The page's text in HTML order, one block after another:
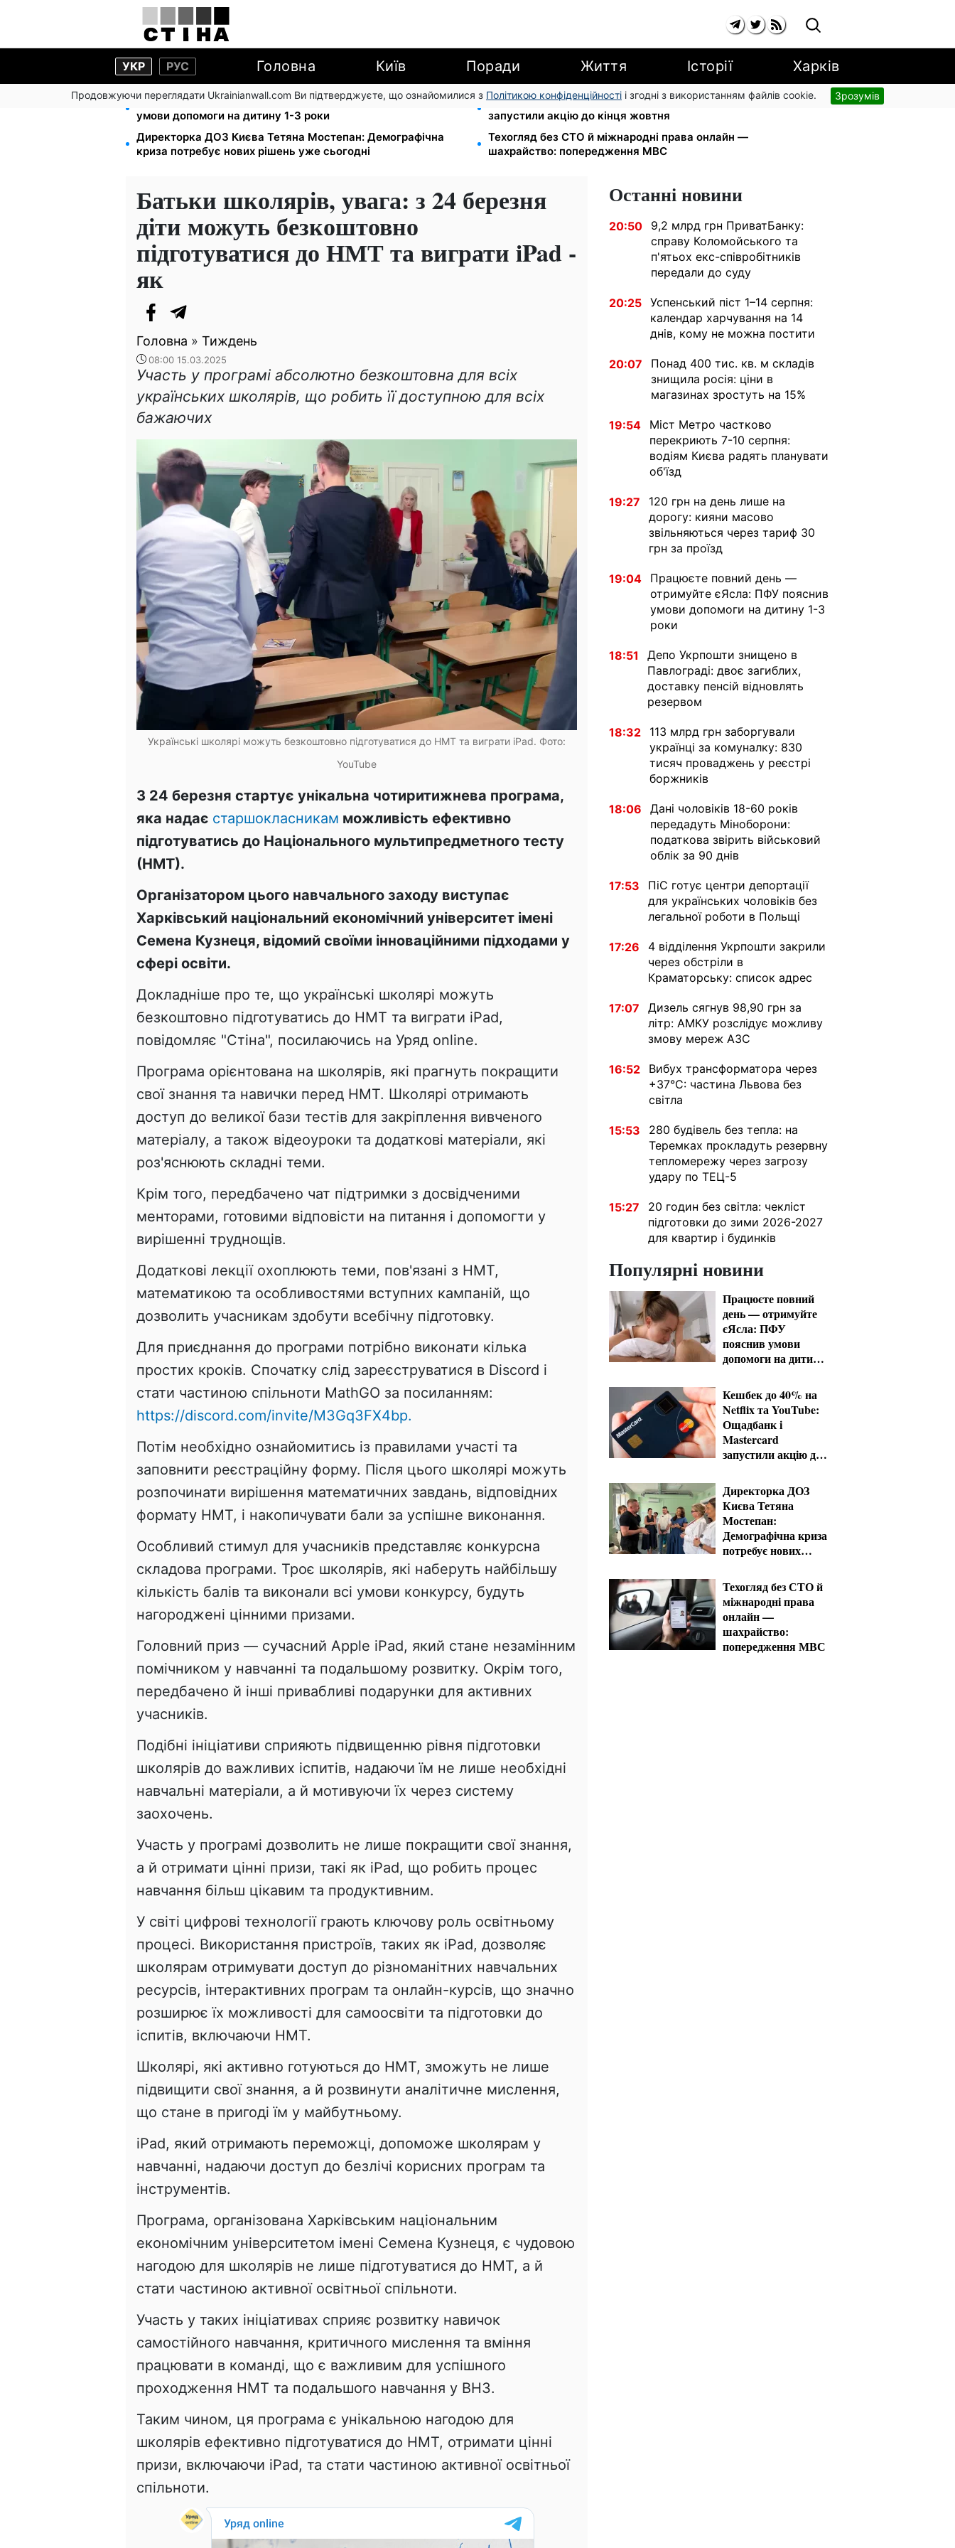
УКР РУС Головна Київ Поради Життя Історії Харків
Продовжуючи переглядати Ukrainianwall.com Ви підтверджуєте, що ознайомилися з Політикою конфіденційності і згодні з використанням файлів cookie. Зрозумів
Працюєте повний день — отримуйте єЯсла: ПФУ пояснив
умови допомоги на дитину 1-3 роки
Кешбек до 40% на Netflix та YouTube: Ощадбанк і Mastercard
запустили акцію до кінця жовтня
Директорка ДОЗ Києва Тетяна Мостепан: Демографічна
криза потребує нових рішень уже сьогодні
Техогляд без СТО й міжнародні права онлайн —
шахрайство: попередження МВС
Батьки школярів, увага: з 24 березня
діти можуть безкоштовно
підготуватися до НМТ та виграти iPad -
як
Головна » Тиждень
08:00 15.03.2025
Участь у програмі абсолютно безкоштовна для всіх
українських школярів, що робить її доступною для всіх
бажаючих
Українські школярі можуть безкоштовно підготуватися до НМТ та виграти iPad. Фото:
YouTube
З 24 березня стартує унікальна чотиритижнева програма,
яка надає старшокласникам можливість ефективно
підготуватись до Національного мультипредметного тесту
(НМТ).
Організатором цього навчального заходу виступає
Харківський національний економічний університет імені
Семена Кузнеця, відомий своїми інноваційними підходами у
сфері освіти.
Докладніше про те, що українські школярі можуть
безкоштовно підготуватись до НМТ та виграти iPad,
повідомляє "Стіна", посилаючись на Уряд online.
Програма орієнтована на школярів, які прагнуть покращити
свої знання та навички перед НМТ. Школярі отримають
доступ до великої бази тестів для закріплення вивченого
матеріалу, а також відеоуроки та додаткові матеріали, які
роз'яснюють складні теми.
Крім того, передбачено чат підтримки з досвідченими
менторами, готовими відповісти на питання і допомогти у
вирішенні труднощів.
Додаткові лекції охоплюють теми, пов'язані з НМТ,
математикою та особливостями вступних кампаній, що
дозволить учасникам здобути всебічну підготовку.
Для приєднання до програми потрібно виконати кілька
простих кроків. Спочатку слід зареєструватися в Discord і
стати частиною спільноти MathGO за посиланням:
https://discord.com/invite/M3Gq3FX4bp.
Потім необхідно ознайомитись із правилами участі та
заповнити реєстраційну форму. Після цього школярі можуть
розпочинати вирішення математичних завдань, відповідних
формату НМТ, і накопичувати бали за успішне виконання.
Особливий стимул для учасників представляє конкурсна
складова програми. Троє школярів, які наберуть найбільшу
кількість балів та виконали всі умови конкурсу, будуть
нагороджені цінними призами.
Головний приз — сучасний Apple iPad, який стане незамінним
помічником у навчанні та подальшому розвитку. Окрім того,
передбачено й інші привабливі подарунки для активних
учасників.
Подібні ініціативи сприяють підвищенню рівня підготовки
школярів до важливих іспитів, надаючи їм не лише необхідні
навчальні матеріали, а й мотивуючи їх через систему
заохочень.
Участь у програмі дозволить не лише покращити свої знання,
а й отримати цінні призи, такі як iPad, що робить процес
навчання більш цікавим та продуктивним.
У світі цифрові технології грають ключову роль освітньому
процесі. Використання пристроїв, таких як iPad, дозволяє
школярам отримувати доступ до різноманітних навчальних
ресурсів, інтерактивних програм та онлайн-курсів, що значно
розширює їх можливості для самоосвіти та підготовки до
іспитів, включаючи НМТ.
Школярі, які активно готуються до НМТ, зможуть не лише
підвищити свої знання, а й розвинути аналітичне мислення,
що стане в пригоді їм у майбутньому.
iPad, який отримають переможці, допоможе школярам у
навчанні, надаючи доступ до безлічі корисних програм та
інструментів.
Програма, організована Харківським національним
економічним університетом імені Семена Кузнеця, є чудовою
нагодою для школярів не лише підготуватися до НМТ, а й
стати частиною активної освітньої спільноти.
Участь у таких ініціативах сприяє розвитку навичок
самостійного навчання, критичного мислення та вміння
працювати в команді, що є важливим для успішного
проходження НМТ та подальшого навчання у ВНЗ.
Таким чином, ця програма є унікальною нагодою для
школярів ефективно підготуватися до НМТ, отримати цінні
призи, включаючи iPad, та стати частиною активної освітньої
спільноти.
Останні новини
20:50
9,2 млрд грн ПриватБанку:
справу Коломойського та
п'ятьох екс-співробітників
передали до суду
20:25 Успенський піст 1–14 серпня:
календар харчування на 14
днів, кому не можна постити
20:07
Понад 400 тис. кв. м складів
знищила росія: ціни в
магазинах зростуть на 15%
19:54
Міст Метро частково
перекриють 7-10 серпня:
водіям Києва радять планувати
об'їзд
19:27
120 грн на день лише на
дорогу: кияни масово
звільняються через тариф 30
грн за проїзд
19:04
Працюєте повний день —
отримуйте єЯсла: ПФУ пояснив
умови допомоги на дитину 1-3
роки
18:51
Депо Укрпошти знищено в
Павлограді: двоє загиблих,
доставку пенсій відновлять
резервом
18:32
113 млрд грн заборгували
українці за комуналку: 830
тисяч проваджень у реєстрі
боржників
18:06
Дані чоловіків 18-60 років
передадуть Міноборони:
податкова звірить військовий
облік за 90 днів
17:53
ПіС готує центри депортації
для українських чоловіків без
легальної роботи в Польщі
17:26
4 відділення Укрпошти закрили
через обстріли в
Краматорську: список адрес
17:07
Дизель сягнув 98,90 грн за
літр: АМКУ розслідує можливу
змову мереж АЗС
16:52
Вибух трансформатора через
+37°C: частина Львова без
світла
15:53
280 будівель без тепла: на
Теремках прокладуть резервну
тепломережу через загрозу
удару по ТЕЦ-5
15:27
20 годин без світла: чекліст
підготовки до зими 2026-2027
для квартир і будинків
Популярні новини
Працюєте повний
день — отримуйте
єЯсла: ПФУ
пояснив умови
допомоги на дитину
Кешбек до 40% на
Netflix та YouTube:
Ощадбанк і
Mastercard
запустили акцію до
Директорка ДОЗ
Києва Тетяна
Мостепан:
Демографічна криза
потребує нових
Техогляд без СТО й
міжнародні права
онлайн —
шахрайство:
попередження МВС